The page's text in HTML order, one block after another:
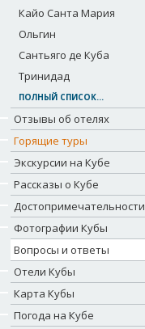
Кайо Санта Мария
Ольгин
Сантьяго де Куба
Тринидад
ПОЛНЫЙ СПИСОК...
Отзывы об отелях
Горящие туры
Экскурсии на Кубе
Рассказы о Кубе
Достопримечательности
Фотографии Кубы
Вопросы и ответы
Отели Кубы
Карта Кубы
Погода на Кубе